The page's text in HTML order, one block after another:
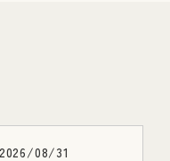
08/31